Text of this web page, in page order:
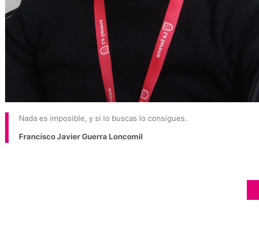
Nada es imposible, y si lo buscas lo consigues.
Francisco Javier Guerra Loncomil